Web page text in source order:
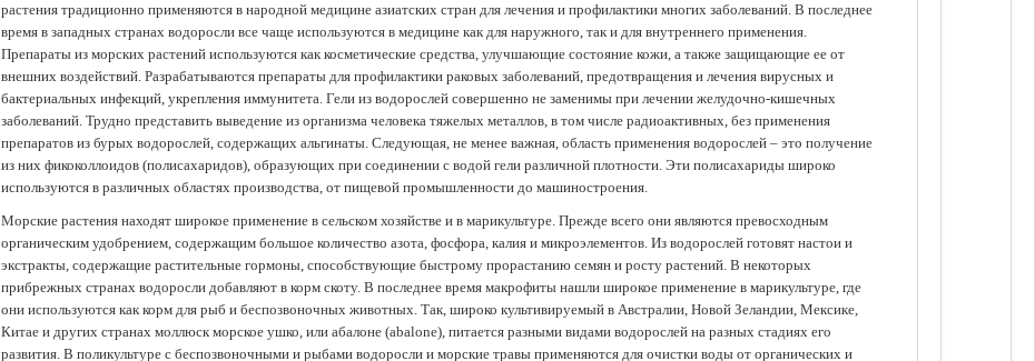
растения традиционно применяются в народной медицине азиатских стран для лечения и профилактики многих заболеваний. В последнее
время в западных странах водоросли все чаще используются в медицине как для наружного, так и для внутреннего применения.
Препараты из морских растений используются как косметические средства, улучшающие состояние кожи, а также защищающие ее от
внешних воздействий. Разрабатываются препараты для профилактики раковых заболеваний, предотвращения и лечения вирусных и
бактериальных инфекций, укрепления иммунитета. Гели из водорослей совершенно не заменимы при лечении желудочно-кишечных
заболеваний. Трудно представить выведение из организма человека тяжелых металлов, в том числе радиоактивных, без применения
препаратов из бурых водорослей, содержащих альгинаты. Следующая, не менее важная, область применения водорослей – это получение
из них фикоколлоидов (полисахаридов), образующих при соединении с водой гели различной плотности. Эти полисахариды широко
используются в различных областях производства, от пищевой промышленности до машиностроения.
Морские растения находят широкое применение в сельском хозяйстве и в марикультуре. Прежде всего они являются превосходным
органическим удобрением, содержащим большое количество азота, фосфора, калия и микроэлементов. Из водорослей готовят настои и
экстракты, содержащие растительные гормоны, способствующие быстрому прорастанию семян и росту растений. В некоторых
прибрежных странах водоросли добавляют в корм скоту. В последнее время макрофиты нашли широкое применение в марикультуре, где
они используются как корм для рыб и беспозвоночных животных. Так, широко культивируемый в Австралии, Новой Зеландии, Мексике,
Китае и других странах моллюск морское ушко, или абалоне (abalone), питается разными видами водорослей на разных стадиях его
развития. В поликультуре с беспозвоночными и рыбами водоросли и морские травы применяются для очистки воды от органических и